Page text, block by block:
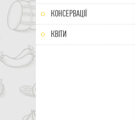
КОНСЕРВАЦІЇ
КВІТИ